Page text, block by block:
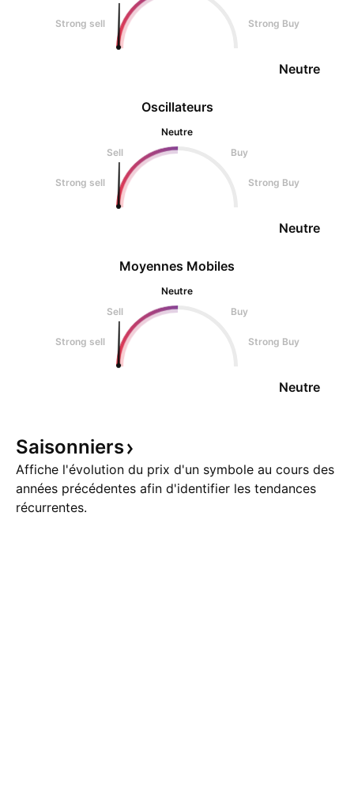
Oscillateurs
Neutre
Sell
Buy
Strong sell Strong Buy
Neutre
Strong sell Strong Buy
Neutre
Moyennes Mobiles
Neutre
Sell
Buy
Strong sell Strong Buy
Neutre
Saisonniers
Affiche l'évolution du prix d'un symbole au cours des
années précédentes afin d'identifier les tendances
récurrentes.